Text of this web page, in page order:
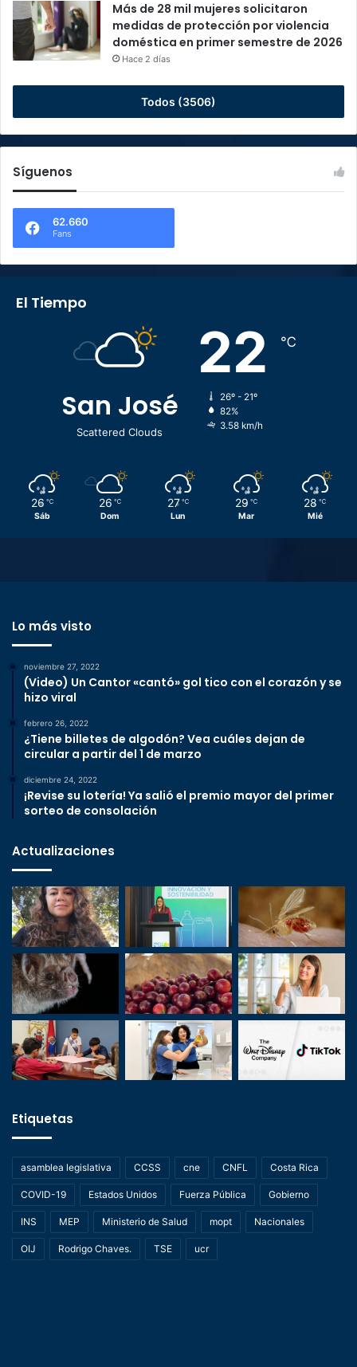
Más de 28 mil mujeres solicitaron
medidas de protección por violencia
doméstica en primer semestre de 2026
Hace 2 días
Todos (3506)
Síguenos
62.660
Fans
El Tiempo
San José
Scattered Clouds
22 ℃
26º - 21º
82%
3.58 km/h
26 ℃
Sáb
26 ℃
Dom
27 ℃
Lun
29 ℃
Mar
28 ℃
Mié
Lo más visto
noviembre 27, 2022
(Video) Un Cantor «cantó» gol tico con el corazón y se
hizo viral
febrero 26, 2022
¿Tiene billetes de algodón? Vea cuáles dejan de
circular a partir del 1 de marzo
diciembre 24, 2022
¡Revise su lotería! Ya salió el premio mayor del primer
sorteo de consolación
Actualizaciones
Etiquetas
asamblea legislativa CCSS cne CNFL Costa Rica
COVID-19 Estados Unidos Fuerza Pública Gobierno
INS MEP Ministerio de Salud mopt Nacionales
OIJ Rodrigo Chaves. TSE ucr